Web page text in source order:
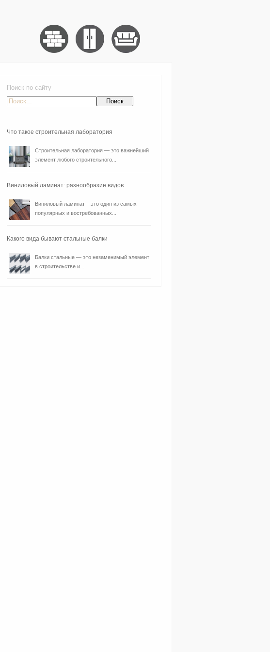
Поиск по сайту
Что такое строительная лаборатория
Строительная лаборатория — это важнейший
элемент любого строительного...
Виниловый ламинат: разнообразие видов
Виниловый ламинат – это один из самых
популярных и востребованных...
Какого вида бывают стальные балки
Балки стальные — это незаменимый элемент
в строительстве и...